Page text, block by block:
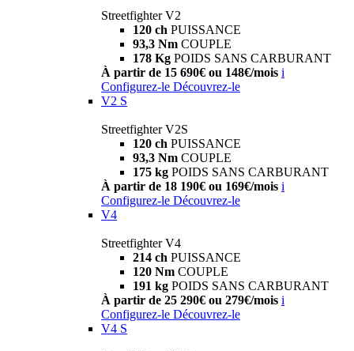
Streetfighter V2
120 ch PUISSANCE
93,3 Nm COUPLE
178 Kg POIDS SANS CARBURANT
À partir de 15 690€ ou 148€/mois i
Configurez-le Découvrez-le
V2 S
Streetfighter V2S
120 ch PUISSANCE
93,3 Nm COUPLE
175 kg POIDS SANS CARBURANT
À partir de 18 190€ ou 169€/mois i
Configurez-le Découvrez-le
V4
Streetfighter V4
214 ch PUISSANCE
120 Nm COUPLE
191 kg POIDS SANS CARBURANT
À partir de 25 290€ ou 279€/mois i
Configurez-le Découvrez-le
V4 S